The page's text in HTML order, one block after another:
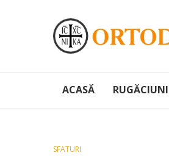
ACASĂ RUGĂCIUNI
SFATURI